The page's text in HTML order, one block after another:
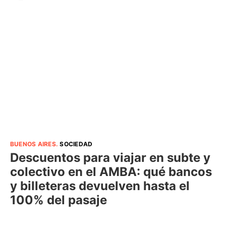
BUENOS AIRES.SOCIEDAD
Descuentos para viajar en subte y
colectivo en el AMBA: qué bancos
y billeteras devuelven hasta el
100% del pasaje